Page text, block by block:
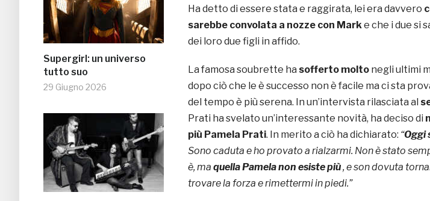
Supergirl: un universo
tutto suo
29 Giugno 2026
Ha detto di essere stata e raggirata, lei era davvero
sarebbe convolata a nozze con Marke che i due si
dei loro due figli in affido.
La famosa soubrette ha sofferto molto negli ultimi
dopo ciò che le è successo non è facile ma ci sta
del tempo è più serena. In un’intervista rilasciata al
Prati ha svelato un’interessante novità, ha deciso di
più Pamela Prati. In merito a ciò ha dichiarato: “Oggi
Sono caduta e ho provato a rialzarmi. Non è stato
è, ma quella Pamela non esiste più, e son dovuta
trovare la forza e rimettermi in piedi.”